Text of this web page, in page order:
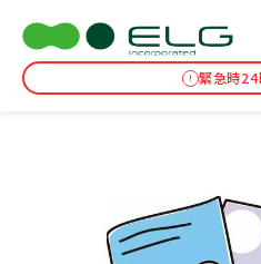
緊急時
コラ
TOPコラム